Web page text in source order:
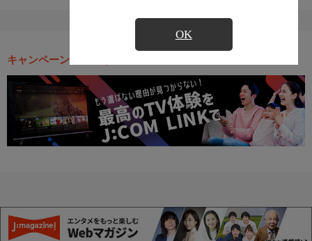
OK
キャンペーン・お得な情報